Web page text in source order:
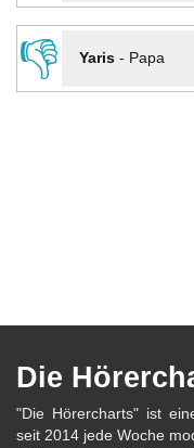
👎
Yaris- Papa
Die
"Die Hörercharts" ist
seit 2014 jede Woche